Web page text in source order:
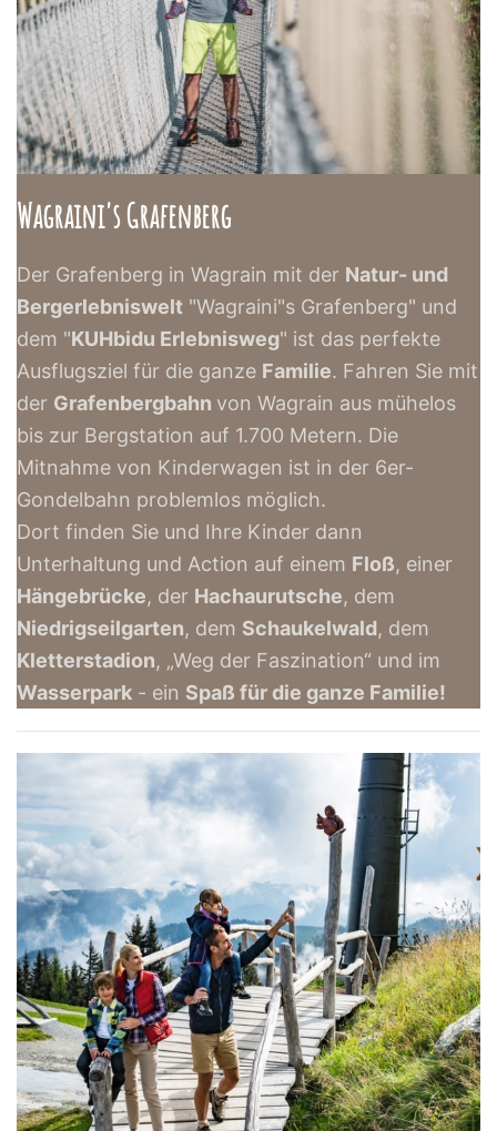
Wagraini's Grafenberg
Der Grafenberg in Wagrain mit der Natur- und
Bergerlebniswelt "Wagraini"s Grafenberg" und
dem "KUHbidu Erlebnisweg" ist das perfekte
Ausflugsziel für die ganze Familie. Fahren Sie mit
der Grafenbergbahn von Wagrain aus mühelos
bis zur Bergstation auf 1.700 Metern. Die
Mitnahme von Kinderwagen ist in der 6er-
Gondelbahn problemlos möglich.
Dort finden Sie und Ihre Kinder dann
Unterhaltung und Action auf einem Floß, einer
Hängebrücke, der Hachaurutsche, dem
Niedrigseilgarten, dem Schaukelwald, dem
Kletterstadion, „Weg der Faszination“ und im
Wasserpark - ein Spaß für die ganze Familie!